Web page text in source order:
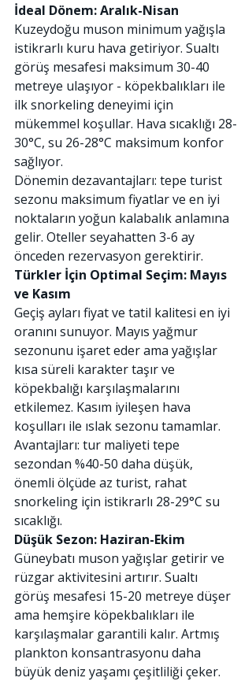
İdeal Dönem: Aralık-Nisan
Kuzeydoğu muson minimum yağışla
istikrarlı kuru hava getiriyor. Sualtı
görüş mesafesi maksimum 30-40
metreye ulaşıyor - köpekbalıkları ile
ilk snorkeling deneyimi için
mükemmel koşullar. Hava sıcaklığı 28-
30°C, su 26-28°C maksimum konfor
sağlıyor.
Dönemin dezavantajları: tepe turist
sezonu maksimum fiyatlar ve en iyi
noktaların yoğun kalabalık anlamına
gelir. Oteller seyahatten 3-6 ay
önceden rezervasyon gerektirir.
Türkler İçin Optimal Seçim: Mayıs
ve Kasım
Geçiş ayları fiyat ve tatil kalitesi en iyi
oranını sunuyor. Mayıs yağmur
sezonunu işaret eder ama yağışlar
kısa süreli karakter taşır ve
köpekbalığı karşılaşmalarını
etkilemez. Kasım iyileşen hava
koşulları ile ıslak sezonu tamamlar.
Avantajları: tur maliyeti tepe
sezondan %40-50 daha düşük,
önemli ölçüde az turist, rahat
snorkeling için istikrarlı 28-29°C su
sıcaklığı.
Düşük Sezon: Haziran-Ekim
Güneybatı muson yağışlar getirir ve
rüzgar aktivitesini artırır. Sualtı
görüş mesafesi 15-20 metreye düşer
ama hemşire köpekbalıkları ile
karşılaşmalar garantili kalır. Artmış
plankton konsantrasyonu daha
büyük deniz yaşamı çeşitliliği çeker.